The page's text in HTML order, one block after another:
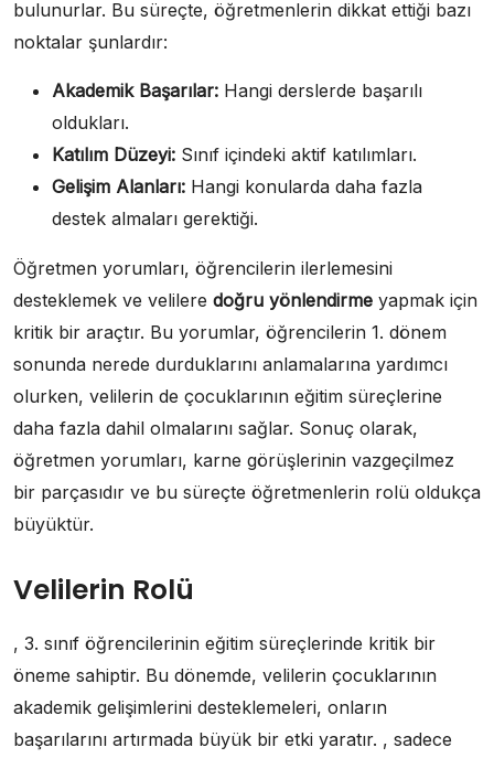
bulunurlar. Bu süreçte, öğretmenlerin dikkat ettiği bazı
noktalar şunlardır:
Akademik Başarılar: Hangi derslerde başarılı
oldukları.
Katılım Düzeyi: Sınıf içindeki aktif katılımları.
Gelişim Alanları: Hangi konularda daha fazla
destek almaları gerektiği.
Öğretmen yorumları, öğrencilerin ilerlemesini
desteklemek ve velilere doğru yönlendirme yapmak için
kritik bir araçtır. Bu yorumlar, öğrencilerin 1. dönem
sonunda nerede durduklarını anlamalarına yardımcı
olurken, velilerin de çocuklarının eğitim süreçlerine
daha fazla dahil olmalarını sağlar. Sonuç olarak,
öğretmen yorumları, karne görüşlerinin vazgeçilmez
bir parçasıdır ve bu süreçte öğretmenlerin rolü oldukça
büyüktür.
Velilerin Rolü
, 3. sınıf öğrencilerinin eğitim süreçlerinde kritik bir
öneme sahiptir. Bu dönemde, velilerin çocuklarının
akademik gelişimlerini desteklemeleri, onların
başarılarını artırmada büyük bir etki yaratır. , sadece